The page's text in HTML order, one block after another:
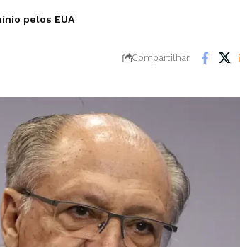
pelos EUA
Compartilhar